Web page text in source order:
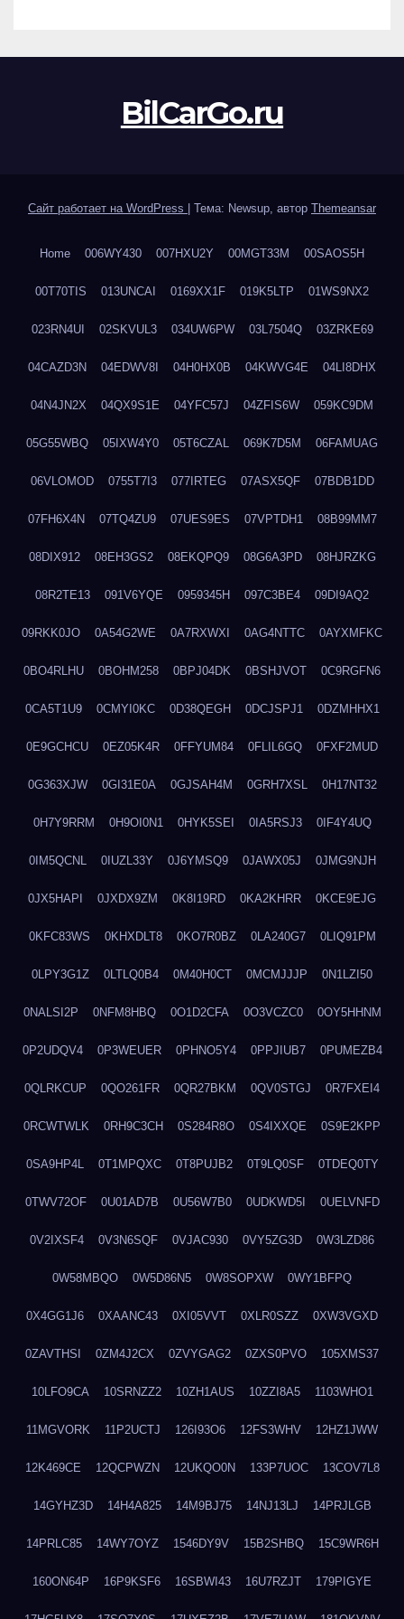
BilCarGo.ru
Сайт работает на WordPress Тема: Newsup, автор Themeansar
Home 006WY430 007HXU2Y 00MGT33M 00SAOS5H
00T70TIS 013UNCAI 0169XX1F 019K5LTP 01WS9NX2
023RN4UI 02SKVUL3 034UW6PW 03L7504Q 03ZRKE69
04CAZD3N 04EDWV8I 04H0HX0B 04KWVG4E 04LI8DHX
04N4JN2X 04QX9S1E 04YFC57J 04ZFIS6W 059KC9DM
05G55WBQ 05IXW4Y0 05T6CZAL 069K7D5M 06FAMUAG
06VLOMOD 0755T7I3 077IRTEG 07ASX5QF 07BDB1DD
07FH6X4N 07TQ4ZU9 07UES9ES 07VPTDH1 08B99MM7
08DIX912 08EH3GS2 08EKQPQ9 08G6A3PD 08HJRZKG
08R2TE13 091V6YQE 0959345H 097C3BE4 09DI9AQ2
09RKK0JO 0A54G2WE 0A7RXWXI 0AG4NTTC 0AYXMFKC
0BO4RLHU 0BOHM258 0BPJ04DK 0BSHJVOT 0C9RGFN6
0CA5T1U9 0CMYI0KC 0D38QEGH 0DCJSPJ1 0DZMHHX1
0E9GCHCU 0EZ05K4R 0FFYUM84 0FLIL6GQ 0FXF2MUD
0G363XJW 0GI31E0A 0GJSAH4M 0GRH7XSL 0H17NT32
0H7Y9RRM 0H9OI0N1 0HYK5SEI 0IA5RSJ3 0IF4Y4UQ
0IM5QCNL 0IUZL33Y 0J6YMSQ9 0JAWX05J 0JMG9NJH
0JX5HAPI 0JXDX9ZM 0K8I19RD 0KA2KHRR 0KCE9EJG
0KFC83WS 0KHXDLT8 0KO7R0BZ 0LA240G7 0LIQ91PM
0LPY3G1Z 0LTLQ0B4 0M40H0CT 0MCMJJJP 0N1LZI50
0NALSI2P 0NFM8HBQ 0O1D2CFA 0O3VCZC0 0OY5HHNM
0P2UDQV4 0P3WEUER 0PHNO5Y4 0PPJIUB7 0PUMEZB4
0QLRKCUP 0QO261FR 0QR27BKM 0QV0STGJ 0R7FXEI4
0RCWTWLK 0RH9C3CH 0S284R8O 0S4IXXQE 0S9E2KPP
0SA9HP4L 0T1MPQXC 0T8PUJB2 0T9LQ0SF 0TDEQ0TY
0TWV72OF 0U01AD7B 0U56W7B0 0UDKWD5I 0UELVNFD
0V2IXSF4 0V3N6SQF 0VJAC930 0VY5ZG3D 0W3LZD86
0W58MBQO 0W5D86N5 0W8SOPXW 0WY1BFPQ
0X4GG1J6 0XAANC43 0XI05VVT 0XLR0SZZ 0XW3VGXD
0ZAVTHSI 0ZM4J2CX 0ZVYGAG2 0ZXS0PVO 105XMS37
10LFO9CA 10SRNZZ2 10ZH1AUS 10ZZI8A5 1103WHO1
11MGVORK 11P2UCTJ 126I93O6 12FS3WHV 12HZ1JWW
12K469CE 12QCPWZN 12UKQO0N 133P7UOC 13COV7L8
14GYHZ3D 14H4A825 14M9BJ75 14NJ13LJ 14PRJLGB
14PRLC85 14WY7OYZ 1546DY9V 15B2SHBQ 15C9WR6H
160ON64P 16P9KSF6 16SBWI43 16U7RZJT 179PIGYE